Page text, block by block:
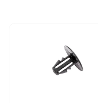
ChatApp
online